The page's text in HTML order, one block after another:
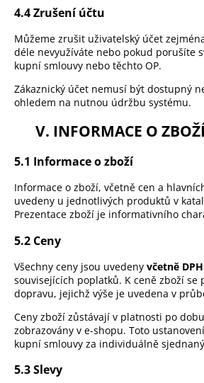
4.4 Zrušení účtu
Můžeme zrušit uživatelský účet
déle nevyužíváte nebo pokud porušíte
kupní smlouvy nebo těchto OP.
Zákaznický účet nemusí být dostupný
ohledem na nutnou údržbu systému.
V. INFORMACE O
5.1 Informace o zboží
Informace o zboží, včetně cen a
uvedeny u jednotlivých produktů v
Prezentace zboží je informativního
5.2 Ceny
Všechny ceny jsou uvedeny včetně DPH
souvisejících poplatků. K ceně zboží se
dopravu, jejichž výše je uvedena v
Ceny zboží zůstávají v platnosti po
zobrazovány v e-shopu. Toto
kupní smlouvy za individuálně
5.3 Slevy